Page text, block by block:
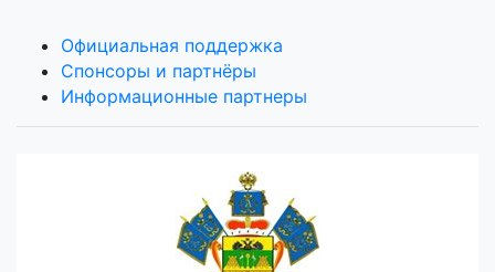
Официальная поддержка
Спонсоры и партнёры
Информационные партнеры